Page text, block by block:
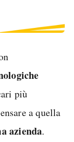
più
a quella
azienda.